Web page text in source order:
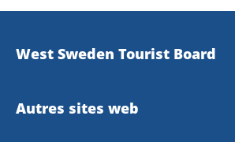
West Sweden Tourist Board
Information de presse
Autres sites web